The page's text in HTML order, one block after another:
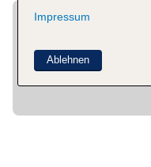
Impressum
Ablehnen